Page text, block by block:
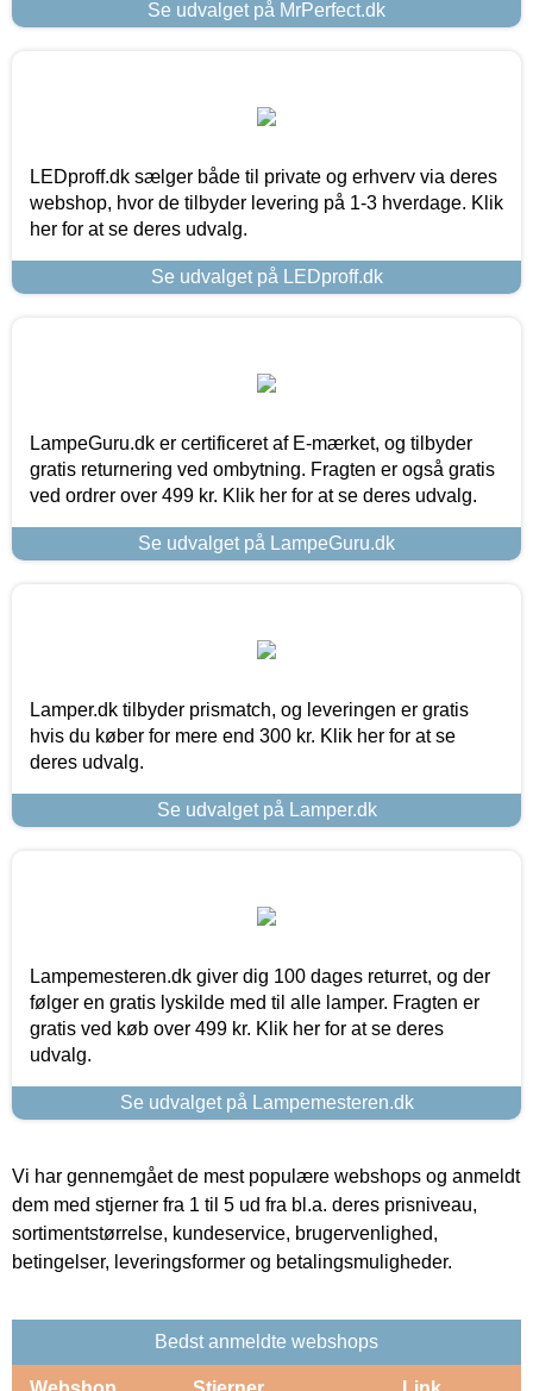
Se udvalget på MrPerfect.dk
LEDproff.dk sælger både til private og erhverv via deres
webshop, hvor de tilbyder levering på 1-3 hverdage. Klik
her for at se deres udvalg.
Se udvalget på LEDproff.dk
LampeGuru.dk er certificeret af E-mærket, og tilbyder
gratis returnering ved ombytning. Fragten er også gratis
ved ordrer over 499 kr. Klik her for at se deres udvalg.
Se udvalget på LampeGuru.dk
Lamper.dk tilbyder prismatch, og leveringen er gratis
hvis du køber for mere end 300 kr. Klik her for at se
deres udvalg.
Se udvalget på Lamper.dk
Lampemesteren.dk giver dig 100 dages returret, og der
følger en gratis lyskilde med til alle lamper. Fragten er
gratis ved køb over 499 kr. Klik her for at se deres
udvalg.
Se udvalget på Lampemesteren.dk
Vi har gennemgået de mest populære webshops og anmeldt
dem med stjerner fra 1 til 5 ud fra bl.a. deres prisniveau,
sortimentstørrelse, kundeservice, brugervenlighed,
betingelser, leveringsformer og betalingsmuligheder.
Bedst anmeldte webshops